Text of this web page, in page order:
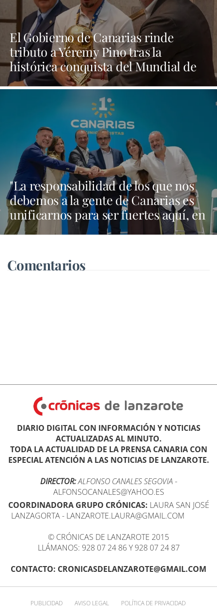
El Gobierno de Canarias rinde
tributo a Yéremy Pino tras la
histórica conquista del Mundial de
Fútbol
"La responsabilidad de los que nos
debemos a la gente de Canarias es
unificarnos para ser fuertes aquí, en
Madrid y en Bruselas"
Comentarios
DIARIO DIGITAL CON INFORMACIÓN Y NOTICIAS
ACTUALIZADAS AL MINUTO.
TODA LA ACTUALIDAD DE LA PRENSA CANARIA CON
ESPECIAL ATENCIÓN A LAS NOTICIAS DE LANZAROTE.
DIRECTOR:ALFONSO CANALES SEGOVIA -
ALFONSOCANALES@YAHOO.ES
COORDINADORA GRUPO CRÓNICAS: LAURA SAN JOSÉ
LANZAGORTA - LANZAROTE.LAURA@GMAIL.COM
© CRÓNICAS DE LANZAROTE 2015
LLÁMANOS: 928 07 24 86 Y 928 07 24 87
CONTACTO: CRONICASDELANZAROTE@GMAIL.COM
PUBLICIDAD AVISO LEGAL POLÍTICA DE PRIVACIDAD